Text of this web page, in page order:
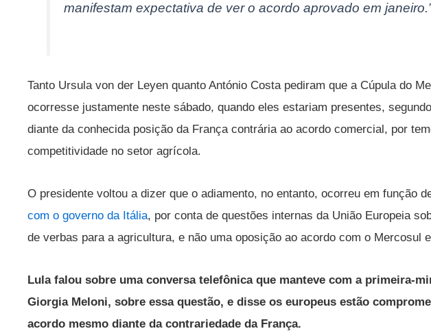
manifestam expectativa de ver o acordo aprovado em
Tanto Ursula von der Leyen quanto António Costa pediram que a Cúpula do
ocorresse justamente neste sábado, quando eles estariam presentes,
diante da conhecida posição da França contrária ao acordo comercial, por
competitividade no setor agrícola.
O presidente voltou a dizer que o adiamento, no entanto, ocorreu em função
com o governo da Itália, por conta de questões internas da União Europeia
de verbas para a agricultura, e não uma oposição ao acordo com o Mercosul
Lula falou sobre uma conversa telefônica que manteve com a primeira-
Giorgia Meloni, sobre essa questão, e disse os europeus estão
acordo mesmo diante da contrariedade da França.